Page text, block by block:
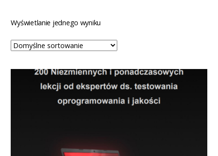
Wyświetlanie jednego wyniku